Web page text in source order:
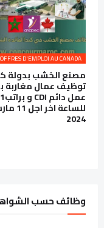
OFFRES D'EMPLOI AU CANADA
مصنع الخشب بدولة
توظيف عمال مغاربة
للساعة اخر
2024
وظائف حسب